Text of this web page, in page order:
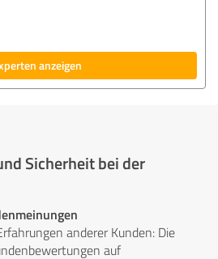
anzeigen
Sicherheit bei der
anderer Kunden: Die
auf